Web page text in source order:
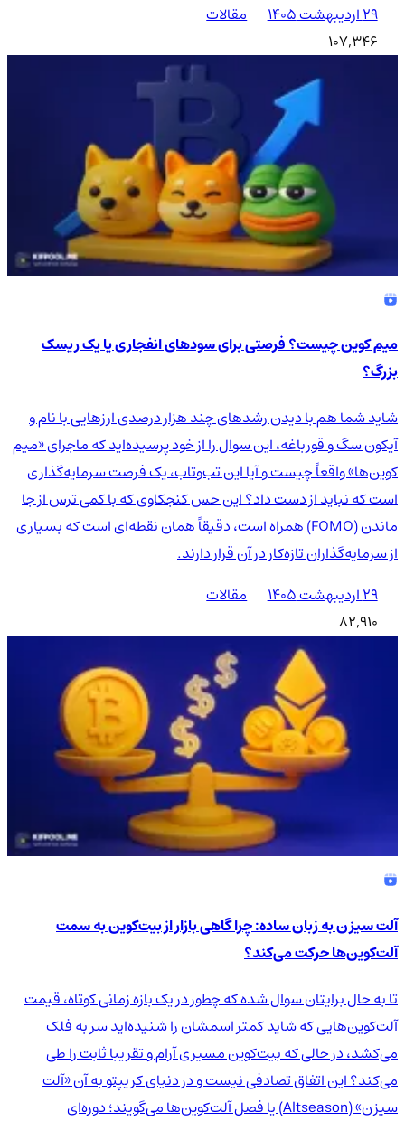
۲۹ اردیبهشت ۱۴۰۵
مقالات
107,346
میم کوین چیست؟ فرصتی برای سودهای انفجاری یا یک ریسک
بزرگ؟
شاید شما هم با دیدن رشدهای چند هزار درصدی ارزهایی با نام و
آیکون سگ و قورباغه، این سوال را از خود پرسیده‌اید که ماجرای «میم
کوین‌ها» واقعاً چیست و آیا این تب‌وتاب، یک فرصت سرمایه‌گذاری
است که نباید از دست داد؟ این حس کنجکاوی که با کمی ترس از جا
ماندن (FOMO) همراه است، دقیقاً همان نقطه‌ای است که بسیاری
از سرمایه‌گذاران تازه‌کار در آن قرار دارند.
۲۹ اردیبهشت ۱۴۰۵
مقالات
82,910
آلت سیزن به زبان ساده: چرا گاهی بازار از بیت‌کوین به سمت
آلت‌کوین‌ها حرکت می‌کند؟
تا به حال برایتان سوال شده که چطور در یک بازه زمانی کوتاه، قیمت
آلت‌کوین‌هایی که شاید کمتر اسمشان را شنیده‌اید سر به فلک
می‌کشد، در حالی که بیت‌کوین مسیری آرام و تقریبا ثابت را طی
می‌کند؟ این اتفاق تصادفی نیست و در دنیای کریپتو به آن «آلت
سیزن» (Altseason) یا فصل آلت‌کوین‌ها می‌گویند؛ دوره‌ای